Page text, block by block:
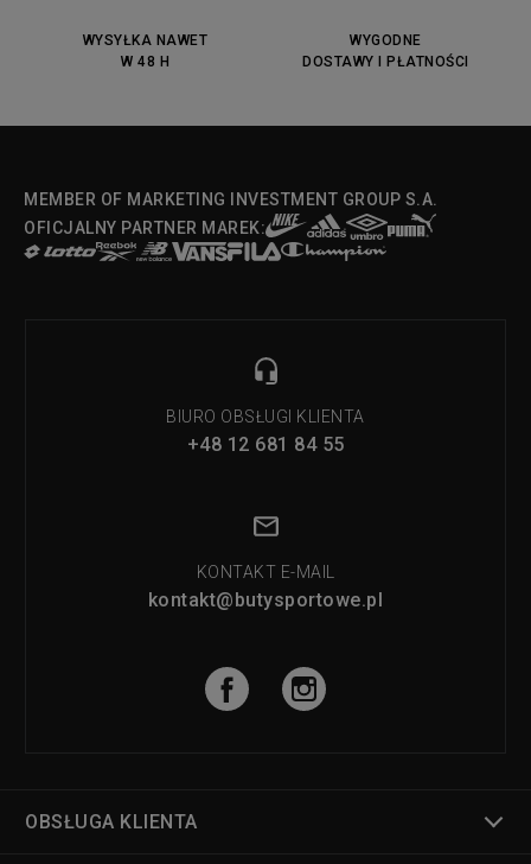
WYSYŁKA NAWET
W 48 H
WYGODNE
DOSTAWY I PŁATNOŚCI
MEMBER OF MARKETING INVESTMENT GROUP S.A.
OFICJALNY PARTNER MAREK:
BIURO OBSŁUGI KLIENTA
+48 12 681 84 55
KONTAKT E-MAIL
kontakt@butysportowe.pl
OBSŁUGA KLIENTA